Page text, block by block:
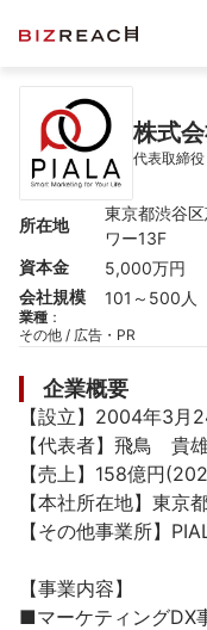
株式
代表取締
所在地
東京都渋谷
ワー13F
資本金
5,000万円
会社規模
101～500人
業種 ：
その他 / 広告・PR
企業概要
【設立】2004年3月
【代表者】飛鳥　貴
【売上】158億円
【本社所在地】東
【その他事業所】
【事業内容】
■マーケティングDX